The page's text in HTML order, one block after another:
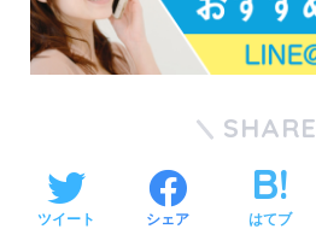
SHARE
ツイート シェア はてブ